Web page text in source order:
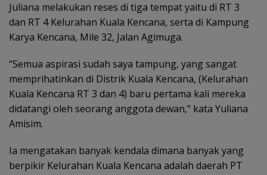
Juliana melakukan reses di tiga tempat yaitu di RT 3
dan RT 4 Kelurahan Kuala Kencana, serta di Kampung
Karya Kencana, Mile 32, Jalan Agimuga.
“Semua aspirasi sudah saya tampung, yang sangat
memprihatinkan di Distrik Kuala Kencana, (Kelurahan
Kuala Kencana RT 3 dan 4) baru pertama kali mereka
didatangi oleh seorang anggota dewan,” kata Yuliana
Amisim.
Ia mengatakan banyak kendala dimana banyak yang
berpikir Kelurahan Kuala Kencana adalah daerah PT